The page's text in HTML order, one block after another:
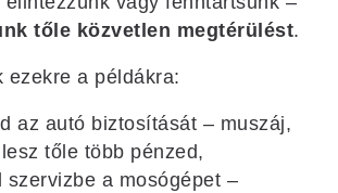
tőle közvetlen megtérülést.
ezekre a példákra:
az autó biztosítását – muszáj,
tőle több pénzed,
szervizbe a mosógépet –